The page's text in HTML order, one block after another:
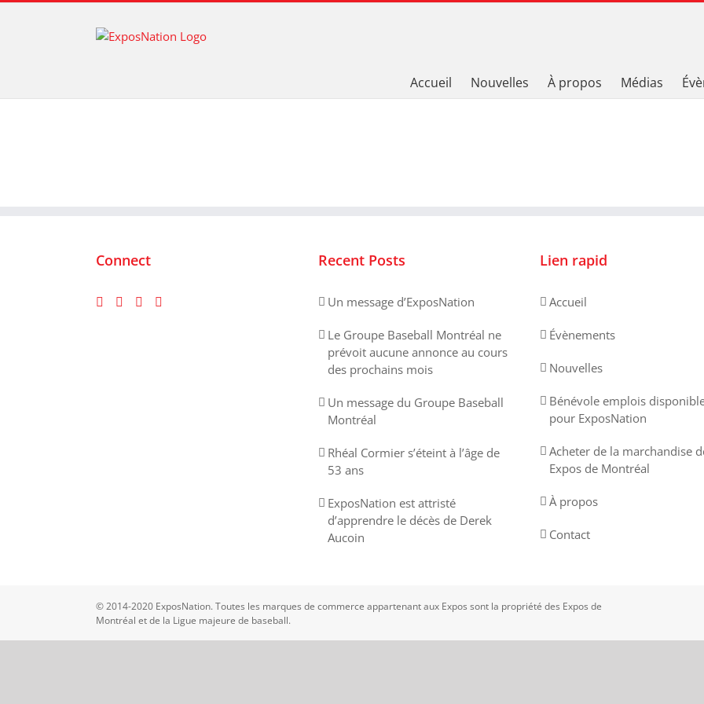
Accueil Nouvelles À propos Médias
Connect Recent Posts
Un message d’ExposNation
Le Groupe Baseball Montréal ne
prévoit aucune annonce au cours
des prochains mois
Un message du Groupe Baseball
Montréal
Rhéal Cormier s’éteint à l’âge de
53 ans
ExposNation est attristé
d’apprendre le décès de Derek
Aucoin
Lien rapid
Accueil
Évènements
Nouvelles
Bénévole emplois
pour ExposNation
Acheter de la marchandise
Expos de Montréal
À propos
Contact
© 2014-2020 ExposNation. Toutes les marques de commerce appartenant aux Expos sont la propriété des Expos de
Montréal et de la Ligue majeure de baseball.